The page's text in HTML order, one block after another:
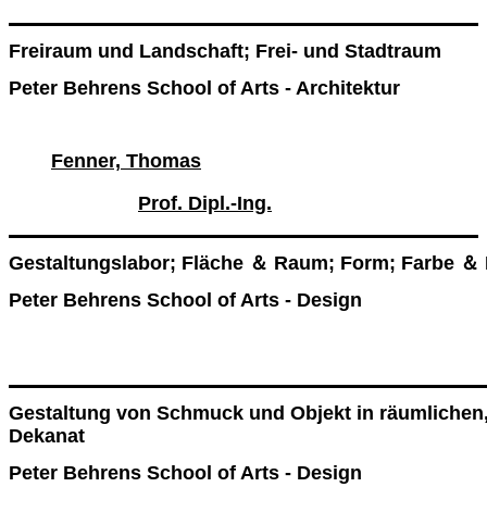
Freiraum und Landschaft; Frei- und Stadtraum
Peter Behrens School of Arts - Architektur
Fenner, Thomas
Prof. Dipl.-Ing.
Gestaltungslabor; Fläche ＆ Raum; Form; Farbe ＆
Peter Behrens School of Arts - Design
Gestaltung von Schmuck und Objekt in
Dekanat
Peter Behrens School of Arts - Design